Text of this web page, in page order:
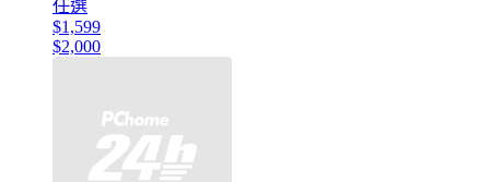
任選
$1,599
$2,000